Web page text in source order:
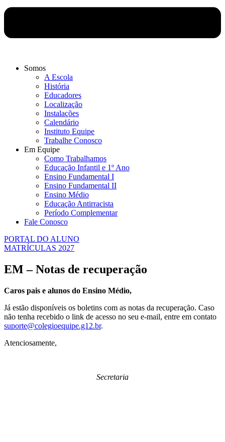
Somos
A Escola
História
Educadores
Localização
Instalações
Calendário
Instituto Equipe
Trabalhe Conosco
Em Equipe
Como Trabalhamos
Educação Infantil e 1º Ano
Ensino Fundamental I
Ensino Fundamental II
Ensino Médio
Educação Antirracista
Período Complementar
Fale Conosco
PORTAL DO ALUNO
MATRÍCULAS 2027
EM – Notas de recuperação
Caros pais e alunos do Ensino Médio,
Já estão disponíveis os boletins com as notas da recuperação. Caso
não tenha recebido o link de acesso no seu e-mail, entre em contato
suporte@colegioequipe.g12.br.
Atenciosamente,
Secretaria